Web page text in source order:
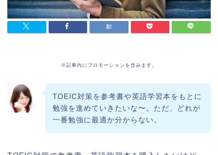
※記事内にプロモーションを含みます。
TOEIC対策を参考書や英語学習本をもとに
勉強を進めていきたいな〜。ただ、どれが
一番勉強に最適か分からない。